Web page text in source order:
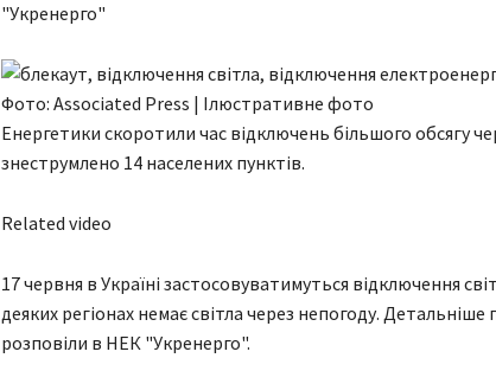
"Укренерго"
Фото: Associated Press | Ілюстративне фото
Енергетики скоротили час відключень більшого обсягу
знеструмлено 14 населених пунктів.
Related video
17 червня в Україні застосовуватимуться відключення
деяких регіонах немає світла через непогоду.
розповіли в НЕК "Укренерго".